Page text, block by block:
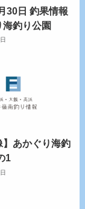
30日 釣果情報
海釣り公園
】あかぐり海釣
1